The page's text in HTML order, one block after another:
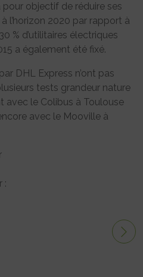
objectif de réduire ses
l’horizon 2020 par rapport à
% d’utilitaires électriques
a également été fixé.
DHL Express n’ont pas
tests grandeur nature
avec le Colibus à Toulouse
avec le Mooville à
: